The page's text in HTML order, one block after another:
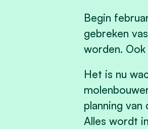
Begin
gebreken
worden.
Het is nu
planning
Alles wordt